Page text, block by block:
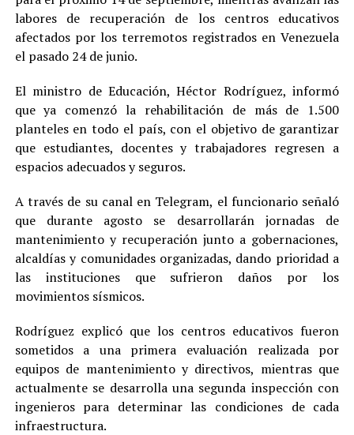
labores de recuperación de los centros educativos
afectados por los terremotos registrados en Venezuela
el pasado 24 de junio.
El ministro de Educación, Héctor Rodríguez, informó
que ya comenzó la rehabilitación de más de 1.500
planteles en todo el país, con el objetivo de garantizar
que estudiantes, docentes y trabajadores regresen a
espacios adecuados y seguros.
A través de su canal en Telegram, el funcionario señaló
que durante agosto se desarrollarán jornadas de
mantenimiento y recuperación junto a gobernaciones,
alcaldías y comunidades organizadas, dando prioridad a
las instituciones que sufrieron daños por los
movimientos sísmicos.
Rodríguez explicó que los centros educativos fueron
sometidos a una primera evaluación realizada por
equipos de mantenimiento y directivos, mientras que
actualmente se desarrolla una segunda inspección con
ingenieros para determinar las condiciones de cada
infraestructura.